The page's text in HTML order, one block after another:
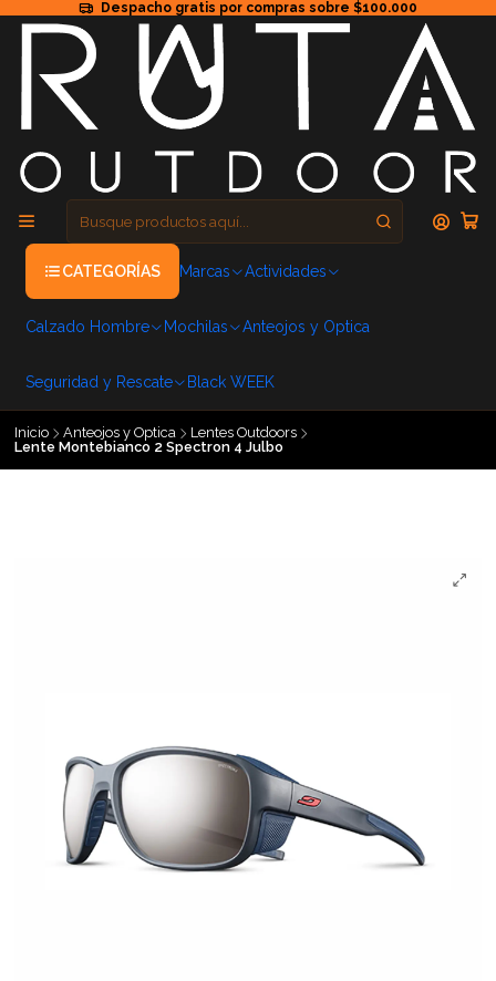
Despacho gratis por compras sobre $100.000
CATEGORÍAS Marcas Actividades
Calzado Hombre Mochilas Anteojos y Optica
Seguridad y Rescate Black WEEK
Inicio Anteojos y Optica
Lentes Outdoors
Lente Montebianco 2 Spectron 4 Julbo